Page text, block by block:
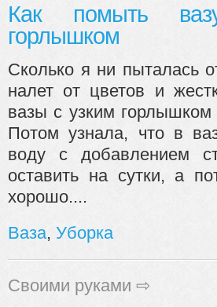
Как помыть
горлышком
Сколько я ни пыталась
налет от цветов и
вазы с узким горлышком
Потом узнала, что в
воду с добавлением
оставить на сутки, а
хорошо....
Ваза, Уборка
Своими руками ⇨